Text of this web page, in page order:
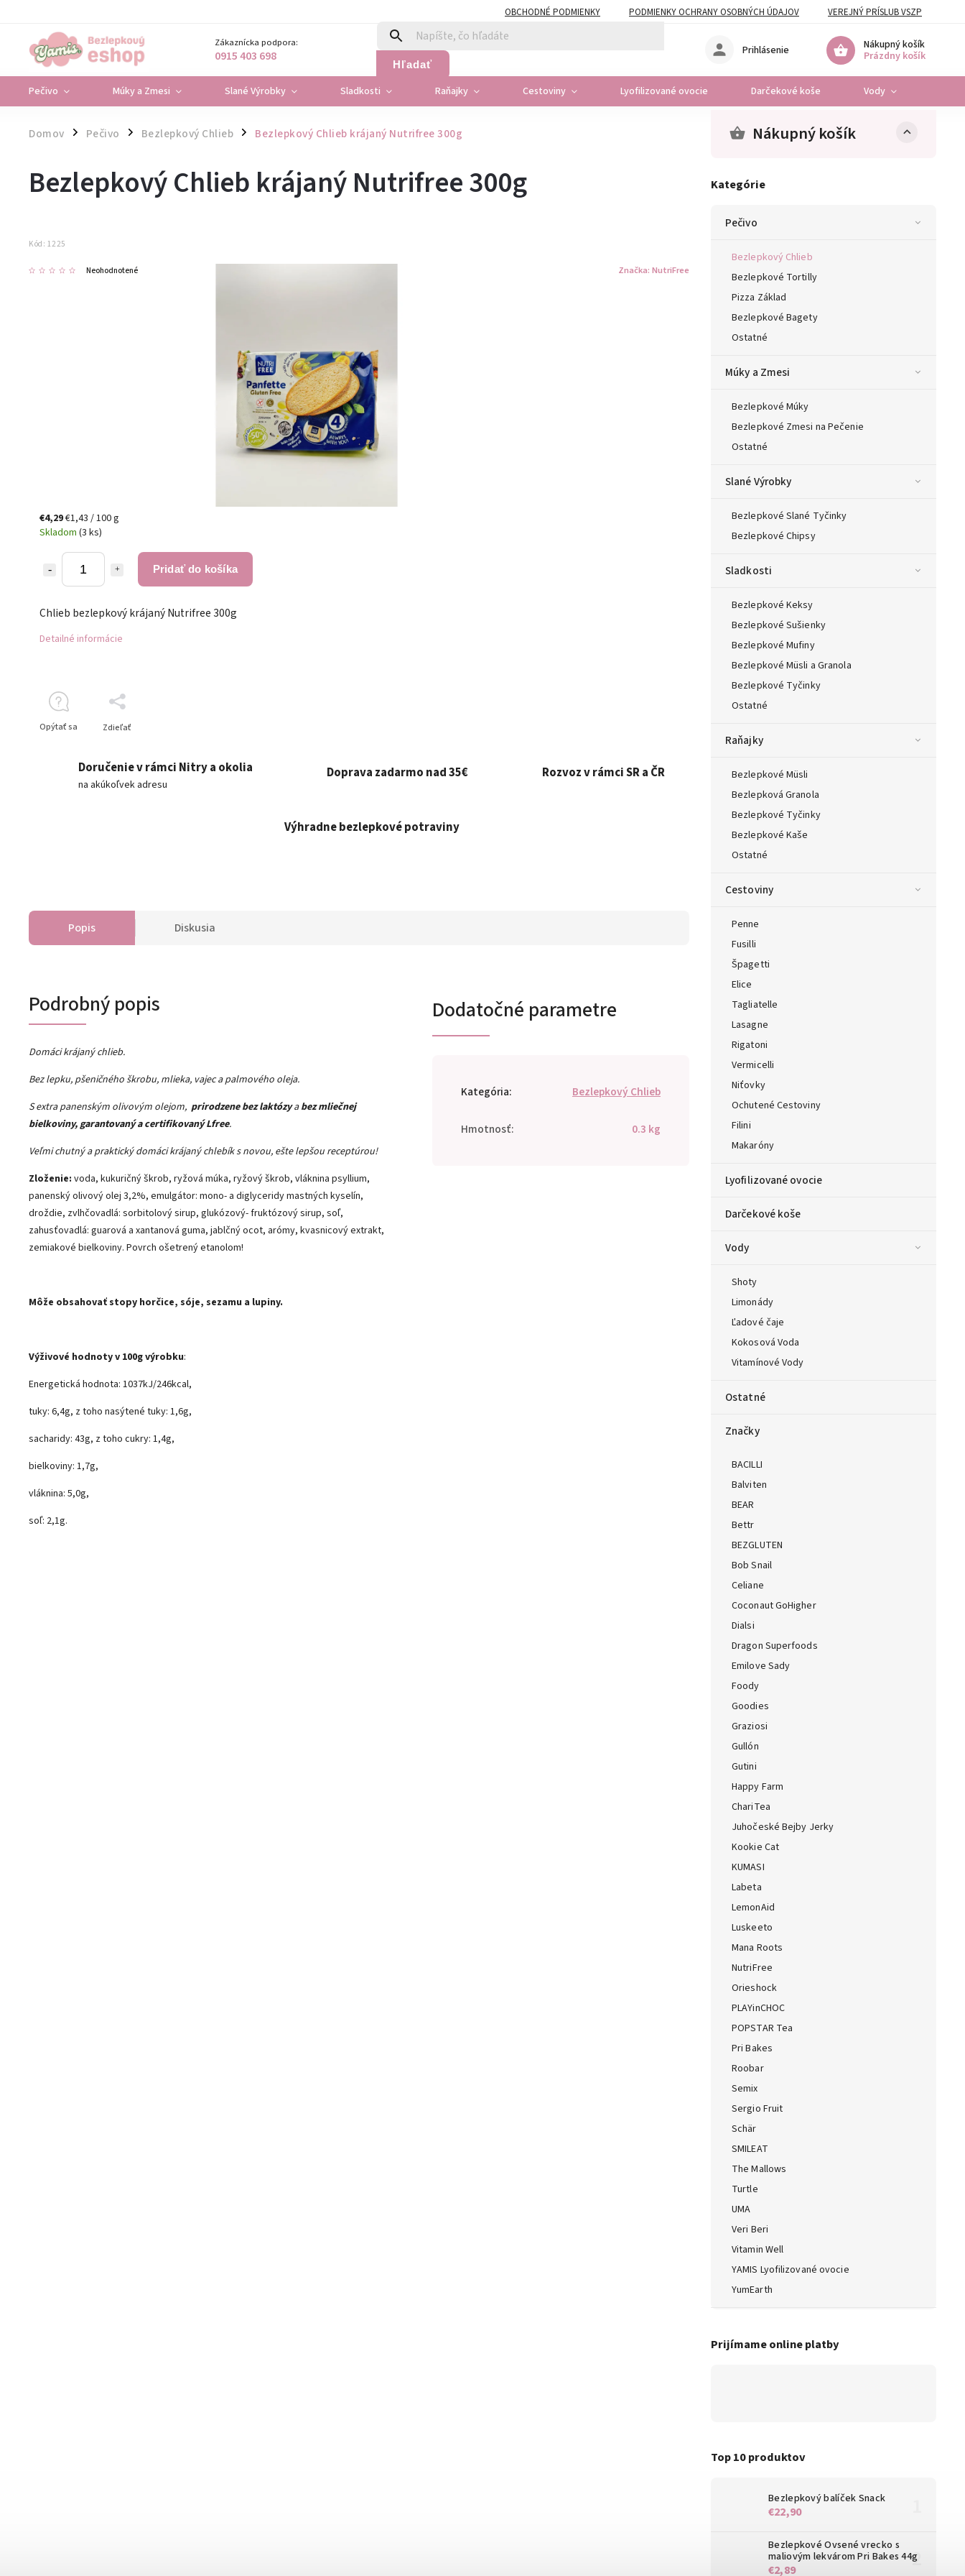
OBCHODNÉ PODMIENKY PODMIENKY OCHRANY OSOBNÝCH ÚDAJOV VEREJNÝ PRÍSLUB VSZP
Zákaznícka podpora:
0915 403 698 Hľadať
Nákupný košík
Prázdny košík
Prihlásenie
Pečivo Múky a Zmesi Slané Výrobky Sladkosti Raňajky Cestoviny Lyofilizované ovocie Darčekové koše Vody
Domov / Pečivo / Bezlepkový Chlieb / Bezlepkový Chlieb krájaný Nutrifree 300g Nákupný košík
Kategórie
Pečivo
Bezlepkový Chlieb
Bezlepkové Tortilly
Pizza Základ
Bezlepkové Bagety
Ostatné
Múky a Zmesi
Bezlepkové Múky
Bezlepkové Zmesi na Pečenie
Ostatné
Slané Výrobky
Bezlepkové Slané Tyčinky
Bezlepkové Chipsy
Sladkosti
Bezlepkové Keksy
Bezlepkové Sušienky
Bezlepkové Mufiny
Bezlepkové Müsli a Granola
Bezlepkové Tyčinky
Ostatné
Raňajky
Bezlepkové Müsli
Bezlepková Granola
Bezlepkové Tyčinky
Bezlepkové Kaše
Ostatné
Cestoviny
Penne
Fusilli
Špagetti
Elice
Tagliatelle
Lasagne
Rigatoni
Vermicelli
Niťovky
Ochutené Cestoviny
Filini
Makaróny
Lyofilizované ovocie
Darčekové koše
Vody
Shoty
Limonády
Ľadové čaje
Kokosová Voda
Vitamínové Vody
Ostatné
Značky
BACILLI
Balviten
BEAR
Bettr
BEZGLUTEN
Bob Snail
Celiane
Coconaut GoHigher
Dialsi
Dragon Superfoods
Emilove Sady
Foody
Goodies
Graziosi
Gullón
Gutini
Happy Farm
ChariTea
Juhočeské Bejby Jerky
Kookie Cat
KUMASI
Labeta
LemonAid
Luskeeto
Mana Roots
NutriFree
Orieshock
PLAYinCHOC
POPSTAR Tea
Pri Bakes
Roobar
Semix
Sergio Fruit
Schär
SMILEAT
The Mallows
Turtle
UMA
Veri Beri
Vitamin Well
YAMIS Lyofilizované ovocie
YumEarth
Prijímame online platby
Top 10 produktov
Bezlepkový balíček Snack
€22,90
Bezlepkové Ovsené vrecko s
maliovým lekvárom Pri Bakes 44g
€2,89
Bezlepkový Chlieb krájaný Nutrifree 300g
Kód: 1225
Neohodnotené Značka: NutriFree
€4,29€1,43 / 100 g
Skladom (3 ks)
Pridať do košíka
Chlieb bezlepkový krájaný Nutrifree 300g
Detailné informácie
Opýtať sa Zdieľať
Doručenie v rámci Nitry a okolia
na akúkoľvek adresu
Doprava zadarmo nad 35€ Rozvoz v rámci SR a ČR
Výhradne bezlepkové potraviny
Popis Diskusia
Podrobný popis
Domáci krájaný chlieb.
Bez lepku, pšeničného škrobu, mlieka, vajec a palmového oleja.
S extra panenským olivovým olejom, prirodzene bez laktózyabez mliečnej
bielkoviny, garantovaný a certifikovaný Lfree.
Veľmi chutný a praktický domáci krájaný chlebík s novou, ešte lepšou receptúrou!
Zloženie: voda, kukuričný škrob, ryžová múka, ryžový škrob, vláknina psyllium,
panenský olivový olej 3,2%, emulgátor: mono- a diglyceridy mastných kyselín,
droždie, zvlhčovadlá: sorbitolový sirup, glukózový- fruktózový sirup, soľ,
zahusťovadlá: guarová a xantanová guma, jablčný ocot, arómy, kvasnicový extrakt,
zemiakové bielkoviny. Povrch ošetrený etanolom!
Môže obsahovať stopy horčice, sóje, sezamu a lupiny.
Výživové hodnoty v 100g výrobku:
Energetická hodnota: 1037kJ/246kcal,
tuky: 6,4g, z toho nasýtené tuky: 1,6g,
sacharidy: 43g, z toho cukry: 1,4g,
bielkoviny: 1,7g,
vláknina: 5,0g,
soľ: 2,1g.
Dodatočné parametre
Kategória: Bezlepkový Chlieb
Hmotnosť: 0.3 kg